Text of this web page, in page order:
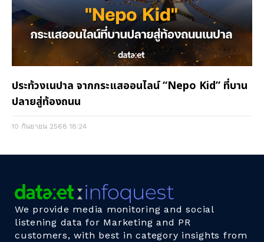
ประท้วงเนปาล จากกระแสออนไลน์ “Nepo Kid” ที่บาน
ปลายสู่ท้องถนน
10 กันยายน 2568 18:24
We provide media monitoring and social
listening data for Marketing and PR
customers, with best in category insights from